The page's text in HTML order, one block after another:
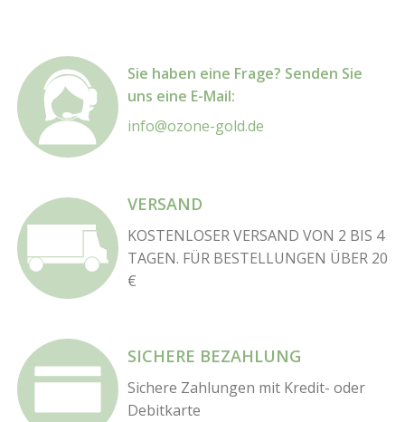
Sie haben eine Frage? Senden Sie
uns eine E-Mail:
info@ozone-gold.de
VERSAND
KOSTENLOSER VERSAND VON 2 BIS 4
TAGEN. FÜR BESTELLUNGEN ÜBER 20
€
SICHERE BEZAHLUNG
Sichere Zahlungen mit Kredit- oder
Debitkarte